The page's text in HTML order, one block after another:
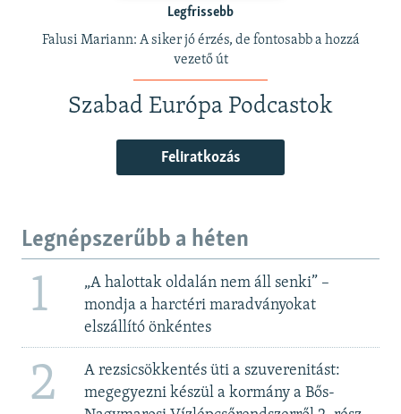
Legfrissebb
Falusi Mariann: A siker jó érzés, de fontosabb a hozzá
vezető út
Szabad Európa Podcastok
Feliratkozás
Legnépszerűbb a héten
1
„A halottak oldalán nem áll senki” –
mondja a harctéri maradványokat
elszállító önkéntes
2
A rezsicsökkentés üti a szuverenitást:
megegyezni készül a kormány a Bős-